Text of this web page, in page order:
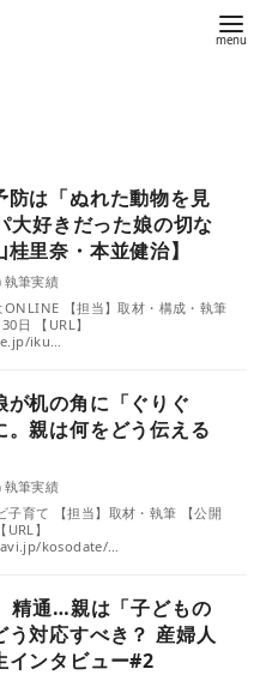
防は「ぬれた動物を見
大好きだった娘の切な
里奈・本並健治】
執筆実績
ONLINE 【担当】取材・構成・執筆
日 【URL】
iku…
が机の角に「ぐりぐ
。親は何をどう伝える
執筆実績
子育て 【担当】取材・執筆 【公開
】
kosodate/…
精通…親は「子どもの
う対応すべき？ 産婦人
インタビュー#2